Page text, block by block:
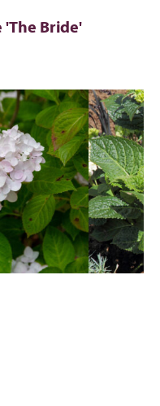
'The Bride'